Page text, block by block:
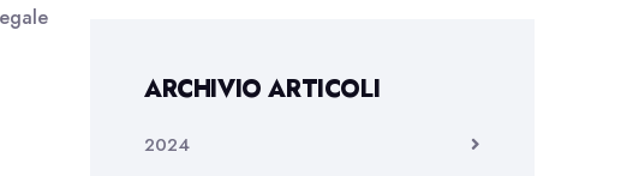
ARCHIVIO ARTICOLI
2024